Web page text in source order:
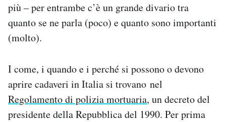
più – per entrambe c’è un grande divario tra
quanto se ne parla (poco) e quanto sono importanti
(molto).
I come, i quando e i perché si possono o devono
aprire cadaveri in Italia si trovano nel
Regolamento di polizia mortuaria, un decreto del
presidente della Repubblica del 1990. Per prima